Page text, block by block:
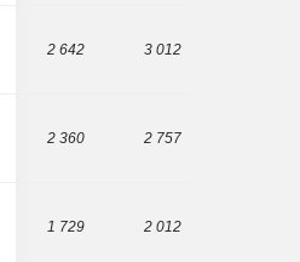
2 642 3 012
2 360 2 757
1 729 2 012